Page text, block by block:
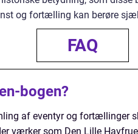
og fortælling kan berøre
FAQ
bogen?
af eventyr og fortællinger
værker som Den Lille